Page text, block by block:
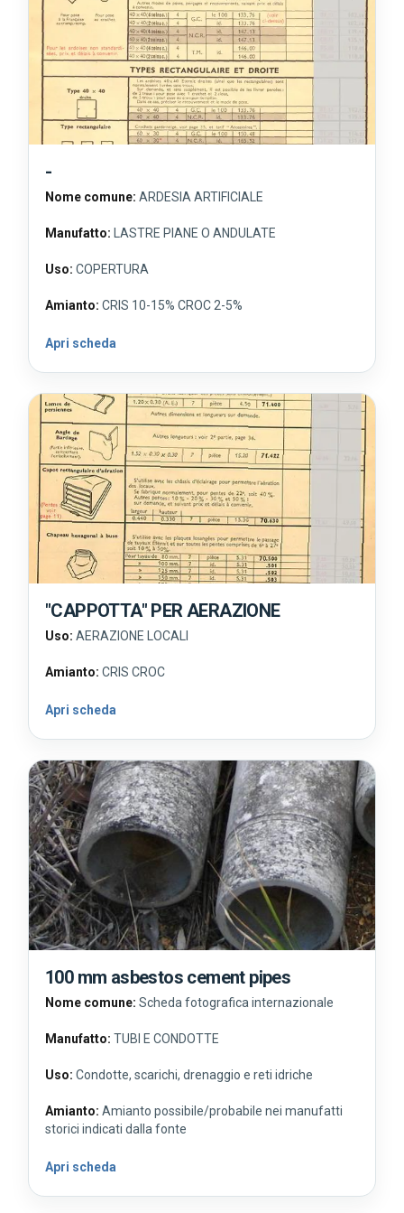
-
Nome comune: ARDESIA ARTIFICIALE
Manufatto: LASTRE PIANE O ANDULATE
Uso: COPERTURA
Amianto: CRIS 10-15% CROC 2-5%
Apri scheda
"CAPPOTTA" PER AERAZIONE
Uso: AERAZIONE LOCALI
Amianto: CRIS CROC
Apri scheda
100 mm asbestos cement pipes
Nome comune: Scheda fotografica internazionale
Manufatto: TUBI E CONDOTTE
Uso: Condotte, scarichi, drenaggio e reti idriche
Amianto: Amianto possibile/probabile nei manufatti
storici indicati dalla fonte
Apri scheda